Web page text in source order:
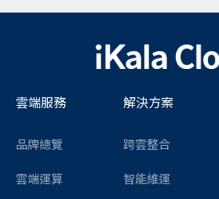
雲端服務
品牌總覽
雲端運算
解決方案
跨雲整合
智能維運